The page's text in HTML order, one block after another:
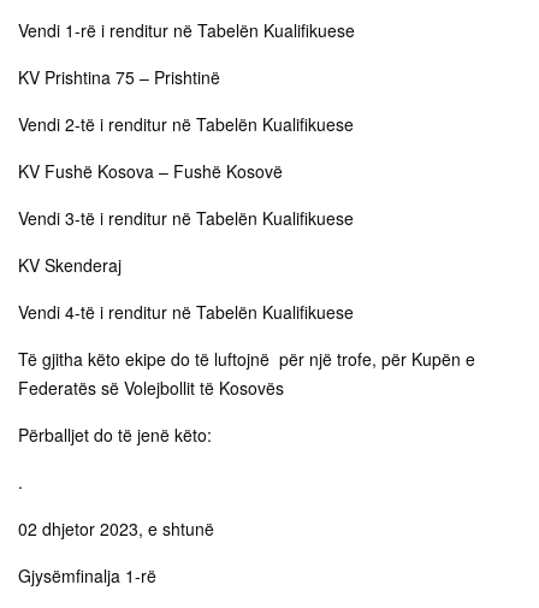
Vendi 1-rë i renditur në Tabelën Kualifikuese
KV Prishtina 75 – Prishtinë
Vendi 2-të i renditur në Tabelën Kualifikuese
KV Fushë Kosova – Fushë Kosovë
Vendi 3-të i renditur në Tabelën Kualifikuese
KV Skenderaj
Vendi 4-të i renditur në Tabelën Kualifikuese
Të gjitha këto ekipe do të luftojnë për një trofe, për Kupën e
Federatës së Volejbollit të Kosovës
Përballjet do të jenë këto:
.
02 dhjetor 2023, e shtunë
Gjysëmfinalja 1-rë